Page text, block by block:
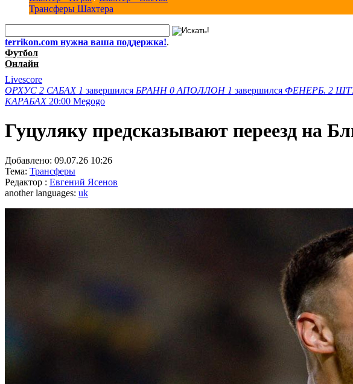
Трансферы Шахтера
terrikon.com нужна ваша поддержка!.
Футбол
Онлайн
Livescore
ОРХУС 2 САБАХ 1 завершился БРАНН 0 АПОЛЛОН 1 завершился ФЕНЕРБ. 2
КАРАБАХ 20:00 Megogo
Гуцуляку предсказывают переезд на
Добавлено: 09.07.26 10:26
Тема: Трансферы
Редактор : Евгений Ясенов
another languages: uk